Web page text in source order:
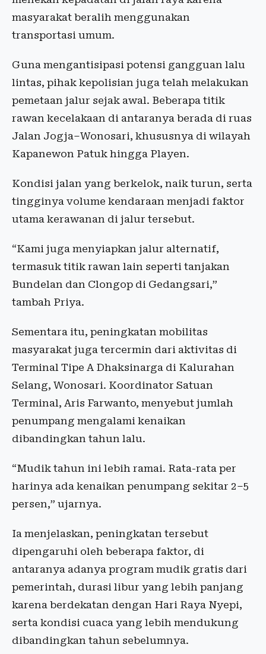
masyarakat beralih menggunakan
transportasi umum.
Guna mengantisipasi potensi gangguan lalu
lintas, pihak kepolisian juga telah melakukan
pemetaan jalur sejak awal. Beberapa titik
rawan kecelakaan di antaranya berada di ruas
Jalan Jogja–Wonosari, khususnya di wilayah
Kapanewon Patuk hingga Playen.
Kondisi jalan yang berkelok, naik turun, serta
tingginya volume kendaraan menjadi faktor
utama kerawanan di jalur tersebut.
“Kami juga menyiapkan jalur alternatif,
termasuk titik rawan lain seperti tanjakan
Bundelan dan Clongop di Gedangsari,”
tambah Priya.
Sementara itu, peningkatan mobilitas
masyarakat juga tercermin dari aktivitas di
Terminal Tipe A Dhaksinarga di Kalurahan
Selang, Wonosari. Koordinator Satuan
Terminal, Aris Farwanto, menyebut jumlah
penumpang mengalami kenaikan
dibandingkan tahun lalu.
“Mudik tahun ini lebih ramai. Rata-rata per
harinya ada kenaikan penumpang sekitar 2–5
persen,” ujarnya.
Ia menjelaskan, peningkatan tersebut
dipengaruhi oleh beberapa faktor, di
antaranya adanya program mudik gratis dari
pemerintah, durasi libur yang lebih panjang
karena berdekatan dengan Hari Raya Nyepi,
serta kondisi cuaca yang lebih mendukung
dibandingkan tahun sebelumnya.